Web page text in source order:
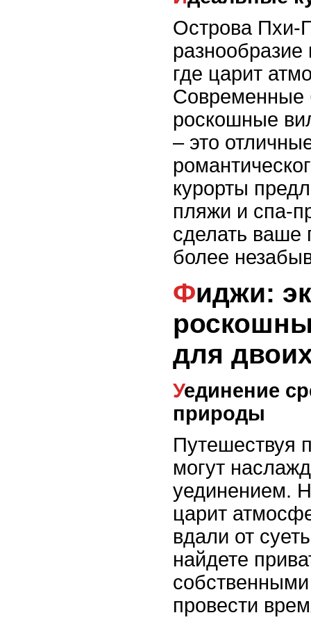
Острова Пхи-
разнообразие
где царит
Современные
роскошные
– это
курорты
пляжи и спа-
сделать
более
Фиджи: экзотика и
для
Уединение среди тропической
природы
Путешествуя
могут
уединением.
царит
вдали от
найдете
провести